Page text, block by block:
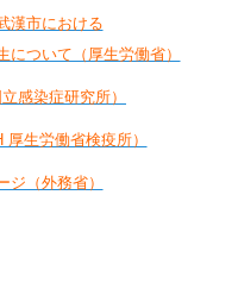
漢市における
ついて（厚生労働省）
感染症研究所）
生労働省検疫所）
（外務省）